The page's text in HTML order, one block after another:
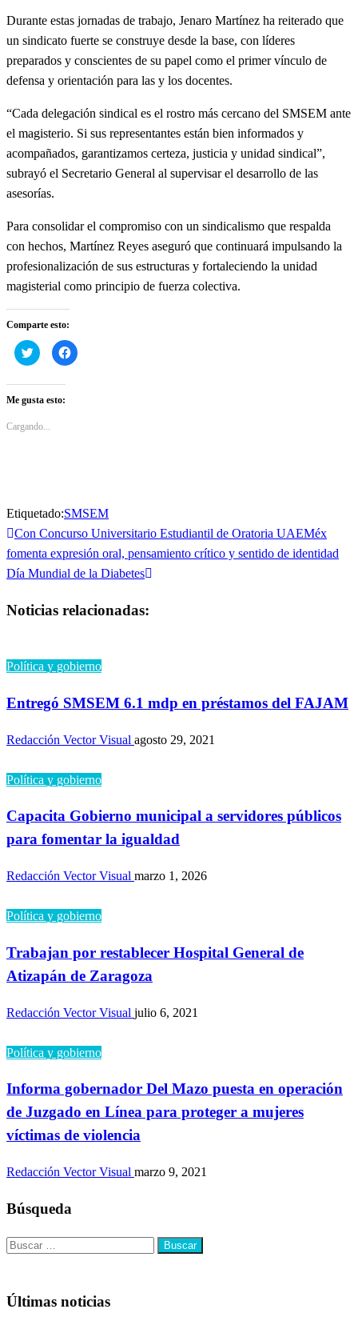
Durante estas jornadas de trabajo, Jenaro Martínez ha reiterado que
un sindicato fuerte se construye desde la base, con líderes
preparados y conscientes de su papel como el primer vínculo de
defensa y orientación para las y los docentes.
“Cada delegación sindical es el rostro más cercano del SMSEM ante
el magisterio. Si sus representantes están bien informados y
acompañados, garantizamos certeza, justicia y unidad sindical”,
subrayó el Secretario General al supervisar el desarrollo de las
asesorías.
Para consolidar el compromiso con un sindicalismo que respalda
con hechos, Martínez Reyes aseguró que continuará impulsando la
profesionalización de sus estructuras y fortaleciendo la unidad
magisterial como principio de fuerza colectiva.
Comparte esto:
Haz
clic
en
Twitter
(Se
en
Haz
clic
Me gusta esto:
Cargando...
Etiquetado:SMSEM
Navegación
de
Entrada
anterior
Con Concurso Universitario Estudiantil de Oratoria UAEMéx
fomenta expresión oral, pensamiento crítico y sentido de identidad
Entrada
Día Mundial de la Diabetes
Noticias relacionadas:
Política y gobierno
Entregó SMSEM 6.1 mdp en préstamos del FAJAM
Redacción Vector Visual agosto 29, 2021
Política y gobierno
Capacita Gobierno municipal a servidores públicos
para fomentar la igualdad
Redacción Vector Visual marzo 1, 2026
Política y gobierno
Trabajan por restablecer Hospital General de
Atizapán de Zaragoza
Redacción Vector Visual julio 6, 2021
Política y gobierno
Informa gobernador Del Mazo puesta en operación
de Juzgado en Línea para proteger a mujeres
víctimas de violencia
Redacción Vector Visual marzo 9, 2021
Búsqueda
Buscar:
Últimas noticias